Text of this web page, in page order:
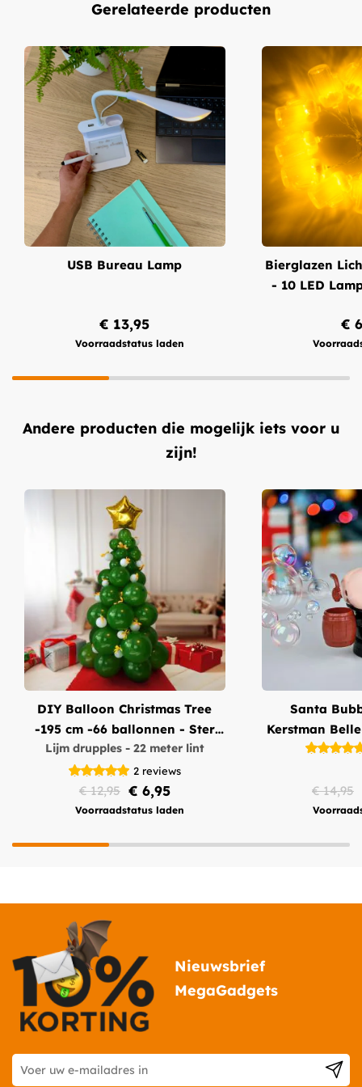
Kenmerken van de glitterlampjes lichtslinger
Lengte: 1,7 meter
Werkt op 2 AA-batterijen (niet inbegrepen)
Alleen geschikt voor binnengebruik
Transparante kunststof verpakking
Gerelateerde producten
USB Bureau Lamp
€ 13,95
Voorraadstatus laden
Bierglazen
- 10 LED
€
Andere producten die mogelijk iets voor u
zijn!
DIY Balloon Christmas Tree
-195 cm -66 ballonnen - Ster
Piek
Lijm drupples - 22 meter lint
2 reviews
€ 6,95
€ 12,95
Voorraadstatus laden
Santa
Kerstman
€ 14,95
Nieuwsbrief
MegaGadgets